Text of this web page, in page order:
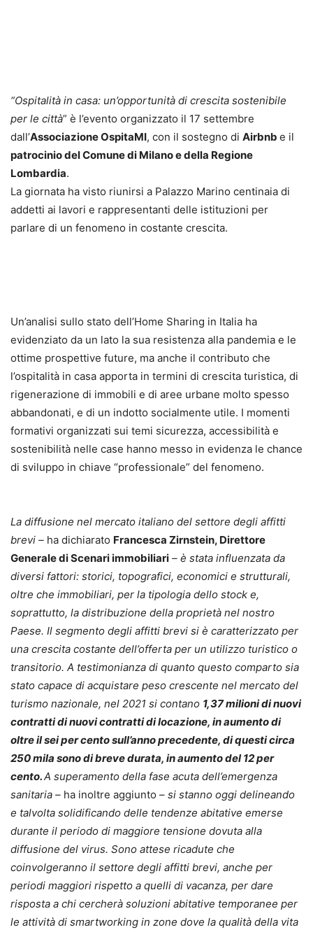
“Ospitalità in casa: un’opportunità di crescita sostenibile
per le città” è l’evento organizzato il 17 settembre
dall’Associazione OspitaMI, con il sostegno di Airbnb e il
patrocinio del Comune di Milano e della Regione
Lombardia.
La giornata ha visto riunirsi a Palazzo Marino centinaia di
addetti ai lavori e rappresentanti delle istituzioni per
parlare di un fenomeno in costante crescita.
Un’analisi sullo stato dell’Home Sharing in Italia ha
evidenziato da un lato la sua resistenza alla pandemia e le
ottime prospettive future, ma anche il contributo che
l’ospitalità in casa apporta in termini di crescita turistica, di
rigenerazione di immobili e di aree urbane molto spesso
abbandonati, e di un indotto socialmente utile. I momenti
formativi organizzati sui temi sicurezza, accessibilità e
sostenibilità nelle case hanno messo in evidenza le chance
di sviluppo in chiave “professionale” del fenomeno.
La diffusione nel mercato italiano del settore degli affitti
brevi – ha dichiarato Francesca Zirnstein, Direttore
Generale di Scenari immobiliari – è stata influenzata da
diversi fattori: storici, topografici, economici e strutturali,
oltre che immobiliari, per la tipologia dello stock e,
soprattutto, la distribuzione della proprietà nel nostro
Paese. Il segmento degli affitti brevi si è caratterizzato per
una crescita costante dell’offerta per un utilizzo turistico o
transitorio. A testimonianza di quanto questo comparto sia
stato capace di acquistare peso crescente nel mercato del
turismo nazionale, nel 2021 si contano 1,37 milioni di nuovi
contratti di nuovi contratti di locazione, in aumento di
oltre il sei per cento sull’anno precedente, di questi circa
250 mila sono di breve durata, in aumento del 12 per
cento.A superamento della fase acuta dell’emergenza
sanitaria – ha inoltre aggiunto – si stanno oggi delineando
e talvolta solidificando delle tendenze abitative emerse
durante il periodo di maggiore tensione dovuta alla
diffusione del virus. Sono attese ricadute che
coinvolgeranno il settore degli affitti brevi, anche per
periodi maggiori rispetto a quelli di vacanza, per dare
risposta a chi cercherà soluzioni abitative temporanee per
le attività di smartworking in zone dove la qualità della vita